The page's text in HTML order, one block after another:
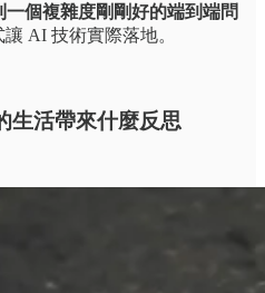
一個複雜度剛剛好的端到端問
讓 AI 技術實際落地。
生活帶來什麼反思